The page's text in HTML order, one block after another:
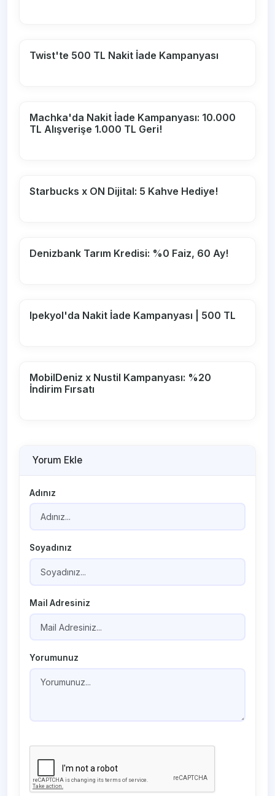
Twist'te 500 TL Nakit İade Kampanyası
Machka'da Nakit İade Kampanyası: 10.000
TL Alışverişe 1.000 TL Geri!
Starbucks x ON Dijital: 5 Kahve Hediye!
Denizbank Tarım Kredisi: %0 Faiz, 60 Ay!
Ipekyol'da Nakit İade Kampanyası | 500 TL
MobilDeniz x Nustil Kampanyası: %20
İndirim Fırsatı
Yorum Ekle
Adınız
Soyadınız
Mail Adresiniz
Yorumunuz